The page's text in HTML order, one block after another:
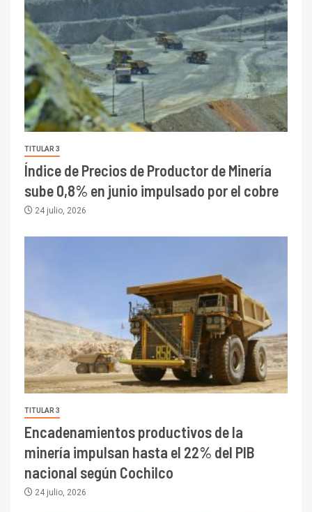
TITULAR 3
Índice de Precios de Productor de Minería
sube 0,8% en junio impulsado por el cobre
24 julio, 2026
TITULAR 3
Encadenamientos productivos de la
minería impulsan hasta el 22% del PIB
nacional según Cochilco
24 julio, 2026